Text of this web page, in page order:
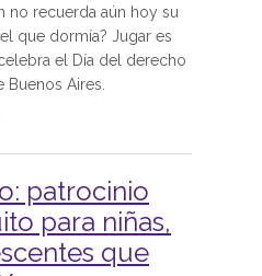
no recuerda aún hoy su
que dormía? Jugar es
el Día del derecho
Buenos Aires.
patrocinio
para niñas,
que